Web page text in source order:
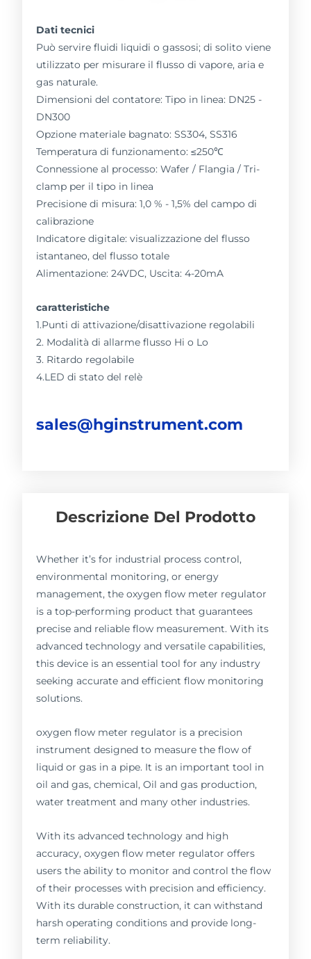
Dati tecnici
Può servire fluidi liquidi o gassosi; di solito viene
utilizzato per misurare il flusso di vapore, aria e
gas naturale.
Dimensioni del contatore: Tipo in linea: DN25 -
DN300
Opzione materiale bagnato: SS304, SS316
Temperatura di funzionamento: ≤250℃
Connessione al processo: Wafer / Flangia / Tri-
clamp per il tipo in linea
Precisione di misura: 1,0 % - 1,5% del campo di
calibrazione
Indicatore digitale: visualizzazione del flusso
istantaneo, del flusso totale
Alimentazione: 24VDC, Uscita: 4-20mA
caratteristiche
1.Punti di attivazione/disattivazione regolabili
2. Modalità di allarme flusso Hi o Lo
3. Ritardo regolabile
4.LED di stato del relè
sales@hginstrument.com
Descrizione Del Prodotto
Whether it’s for industrial process control,
environmental monitoring, or energy
management, the oxygen flow meter regulator
is a top-performing product that guarantees
precise and reliable flow measurement. With its
advanced technology and versatile capabilities,
this device is an essential tool for any industry
seeking accurate and efficient flow monitoring
solutions.
oxygen flow meter regulator is a precision
instrument designed to measure the flow of
liquid or gas in a pipe. It is an important tool in
oil and gas, chemical, Oil and gas production,
water treatment and many other industries.
With its advanced technology and high
accuracy, oxygen flow meter regulator offers
users the ability to monitor and control the flow
of their processes with precision and efficiency.
With its durable construction, it can withstand
harsh operating conditions and provide long-
term reliability.